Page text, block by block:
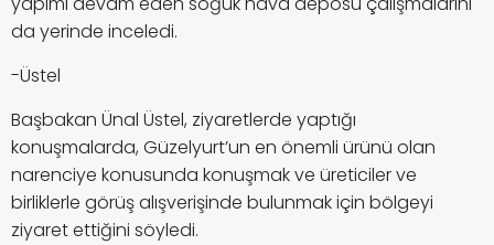
da yerinde inceledi.
-Üstel
Başbakan Ünal Üstel, ziyaretlerde yaptığı
konuşmalarda, Güzelyurt’un en önemli ürünü olan
narenciye konusunda konuşmak ve üreticiler ve
birliklerle görüş alışverişinde bulunmak için bölgeyi
ziyaret ettiğini söyledi.